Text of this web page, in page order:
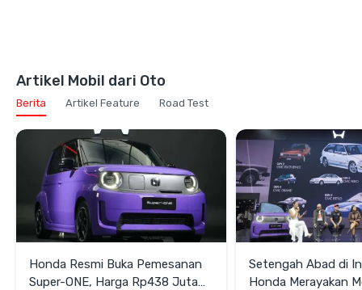
Artikel Mobil dari Oto
Berita Artikel Feature Road Test
Honda Resmi Buka Pemesanan
Super-ONE, Harga Rp438 Juta
Setengah Abad di
Honda Merayakan